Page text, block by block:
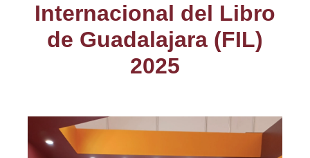
Internacional del Libro
de Guadalajara (FIL)
2025